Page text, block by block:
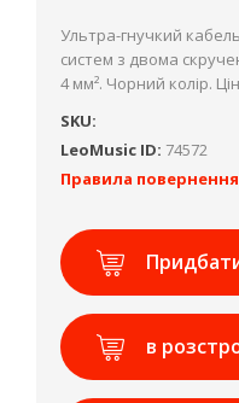
Ультра-гнучкий
систем з двома
4 мм². Чорний колір.
SKU:
LeoMusic ID: 74572
Правила
в